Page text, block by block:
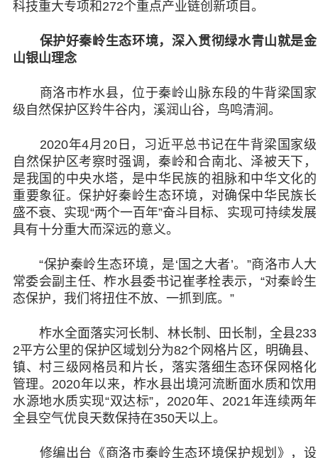
科技重大专项和272个重点产业链创新项目。
保护好秦岭生态环境，深入贯彻绿水青山就是金
山银山理念
商洛市柞水县，位于秦岭山脉东段的牛背梁国家
级自然保护区羚牛谷内，溪润山谷，鸟鸣清涧。
2020年4月20日，习近平总书记在牛背梁国家级
自然保护区考察时强调，秦岭和合南北、泽被天下，
是我国的中央水塔，是中华民族的祖脉和中华文化的
重要象征。保护好秦岭生态环境，对确保中华民族长
盛不衰、实现“两个一百年”奋斗目标、实现可持续发展
具有十分重大而深远的意义。
“保护秦岭生态环境，是‘国之大者’。”商洛市人大
常委会副主任、柞水县委书记崔孝栓表示，“对秦岭生
态保护，我们将扭住不放、一抓到底。”
柞水全面落实河长制、林长制、田长制，全县233
2平方公里的保护区域划分为82个网格片区，明确县、
镇、村三级网格员和片长，落实落细生态环保网格化
管理。2020年以来，柞水县出境河流断面水质和饮用
水源地水质实现“双达标”，2020年、2021年连续两年
全县空气优良天数保持在350天以上。
修编出台《商洛市秦岭生态环境保护规划》，设